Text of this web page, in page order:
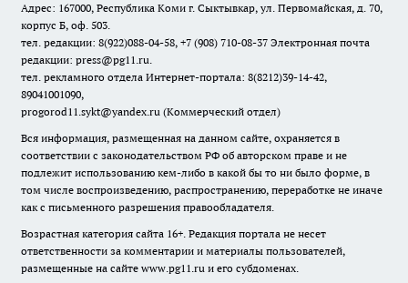
Адрес: 167000, Республика Коми г. Сыктывкар, ул. Первомайская, д. 70,
корпус Б, оф. 503.
тел. редакции: 8(922)088-04-58, +7 (908) 710-08-37 Электронная почта
редакции: press@pg11.ru.
тел. рекламного отдела Интернет-портала: 8(8212)39-14-42,
89041001090,
progorod11.sykt@yandex.ru (Коммерческий отдел)
Вся информация, размещенная на данном сайте, охраняется в
соответствии с законодательством РФ об авторском праве и не
подлежит использованию кем-либо в какой бы то ни было форме, в
том числе воспроизведению, распространению, переработке не иначе
как с письменного разрешения правообладателя.
Возрастная категория сайта 16+. Редакция портала не несет
ответственности за комментарии и материалы пользователей,
размещенные на сайте www.pg11.ru и его субдоменах.